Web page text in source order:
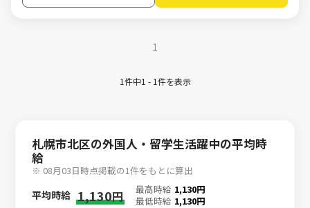
1
1件中1 - 1件を表示
札幌市北区の外国人・留学生活躍中の平均時
給
※ 08月03日時点掲載の1件をもとに算出
平均時給 1,130円 最高時給 1,130円
最低時給 1,130円